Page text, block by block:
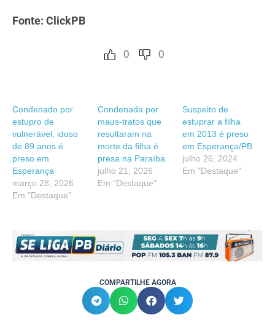
Fonte: ClickPB
0 0
Condenado por
estupro de
vulnerável, idoso
de 89 anos é
preso em
Esperança
março 28, 2026
Em "Destaque"
Condenada por
maus-tratos que
resultaram na
morte da filha é
presa na Paraíba
julho 21, 2026
Em "Destaque"
Suspeito de
estuprar a filha
em 2013 é preso
em Esperança/PB
julho 26, 2024
Em "Destaque"
COMPARTILHE AGORA